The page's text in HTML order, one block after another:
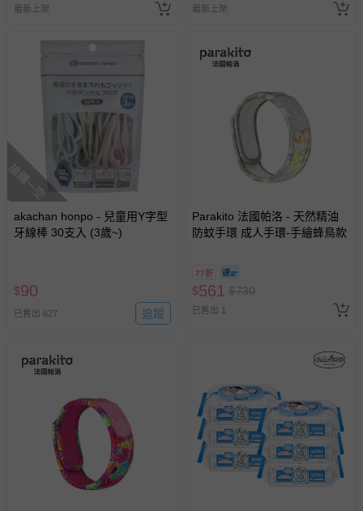
最新上架 最新上架
搶購一空
akachan honpo - 兒童用Y字型
牙線棒 30支入 (3歲~)
$90
已售出 627 追蹤
Parakito 法國帕洛 - 天然精油
防蚊手環 成人手環-手繪蜂鳥款
77折
$561 $730
已售出 1